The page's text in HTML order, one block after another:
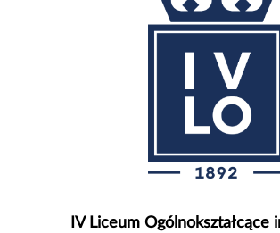
IV Liceum Ogólnokształcące